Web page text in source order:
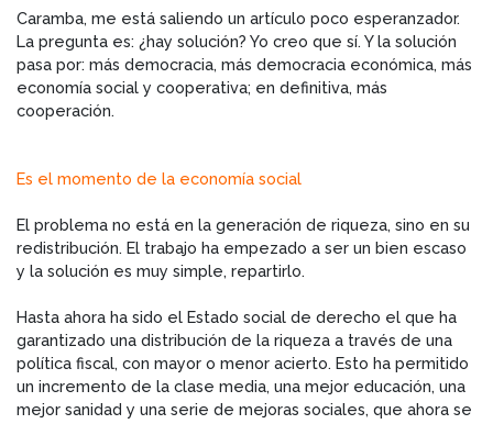
Caramba, me está saliendo un artículo poco esperanzador.
La pregunta es: ¿hay solución? Yo creo que sí. Y la solución
pasa por: más democracia, más democracia económica, más
economía social y cooperativa; en definitiva, más
cooperación.
Es el momento de la economía social
El problema no está en la generación de riqueza, sino en su
redistribución. El trabajo ha empezado a ser un bien escaso
y la solución es muy simple, repartirlo.
Hasta ahora ha sido el Estado social de derecho el que ha
garantizado una distribución de la riqueza a través de una
política fiscal, con mayor o menor acierto. Esto ha permitido
un incremento de la clase media, una mejor educación, una
mejor sanidad y una serie de mejoras sociales, que ahora se